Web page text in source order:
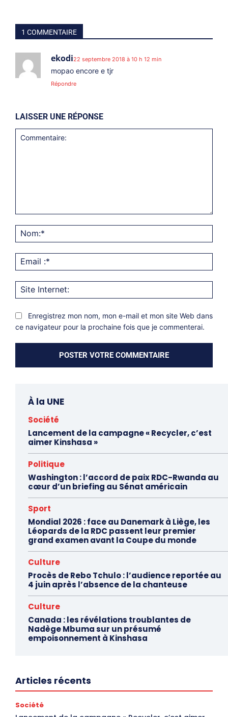
1 COMMENTAIRE
ekodi22 septembre 2018 à 10 h 12 min
mopao encore e tjr
Répondre
LAISSER UNE RÉPONSE
:*
Enregistrez mon nom, mon e-mail et mon site Web dans
ce navigateur pour la prochaine fois que je commenterai.
À la UNE
Société
Lancement de la campagne « Recycler, c’est
aimer Kinshasa »
Politique
Washington : l’accord de paix RDC-Rwanda au
cœur d’un briefing au Sénat américain
Sport
Mondial 2026 : face au Danemark à Liège, les
Léopards de la RDC passent leur premier
grand examen avant la Coupe du monde
Culture
Procès de Rebo Tchulo : l’audience reportée au
4 juin après l’absence de la chanteuse
Culture
Canada : les révélations troublantes de
Nadège Mbuma sur un présumé
empoisonnement à Kinshasa
Articles récents
Société